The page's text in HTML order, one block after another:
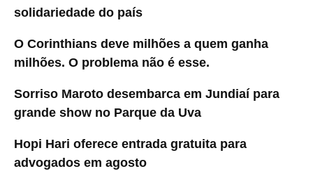
solidariedade do país
O Corinthians deve milhões a quem ganha
milhões. O problema não é esse.
Sorriso Maroto desembarca em Jundiaí para
grande show no Parque da Uva
Hopi Hari oferece entrada gratuita para
advogados em agosto